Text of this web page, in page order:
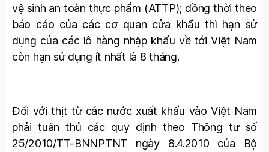
vệ sinh an toàn thực phẩm (ATTP); đồng thời theo
báo cáo của các cơ quan cửa khẩu thì hạn sử
dụng của các lô hàng nhập khẩu về tới Việt Nam
còn hạn sử dụng ít nhất là 8 tháng.
Đối với thịt từ các nước xuất khẩu vào Việt Nam
phải tuân thủ các quy định theo Thông tư số
25/2010/TT-BNNPTNT ngày 8.4.2010 của Bộ